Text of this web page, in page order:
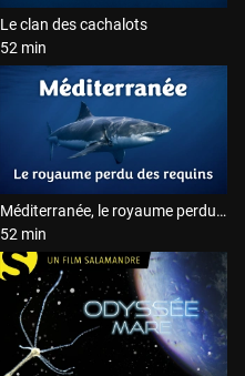
Le clan des cachalots
52 min
Méditerranée, le royaume perdu des requins
52 min